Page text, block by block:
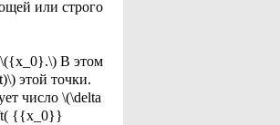
или строго
\({x_0}.\) В этом
этой точки.
число \(\delta
{{x_0}}